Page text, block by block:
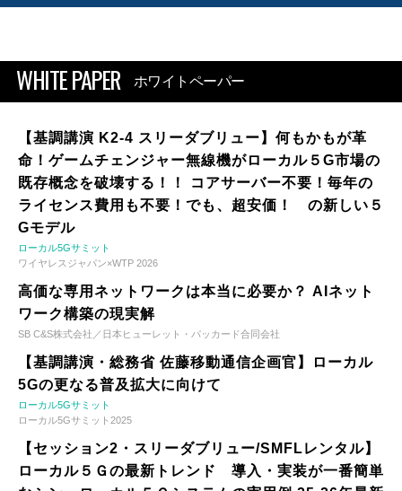
WHITE PAPER ホワイトペーパー
【基調講演 K2-4 スリーダブリュー】何もかもが革
命！ゲームチェンジャー無線機がローカル５G市場の
既存概念を破壊する！！ コアサーバー不要！毎年の
ライセンス費用も不要！でも、超安価！ の新しい５
Gモデル
ローカル5Gサミット
ワイヤレスジャパン×WTP 2026
高価な専用ネットワークは本当に必要か？ AIネット
ワーク構築の現実解
SB C&S株式会社／日本ヒューレット・パッカード合同会社
【基調講演・総務省 佐藤移動通信企画官】ローカル
5Gの更なる普及拡大に向けて
ローカル5Gサミット
ローカル5Gサミット2025
【セッション2・スリーダブリュー/SMFLレンタル】
ローカル５Ｇの最新トレンド 導入・実装が一番簡単